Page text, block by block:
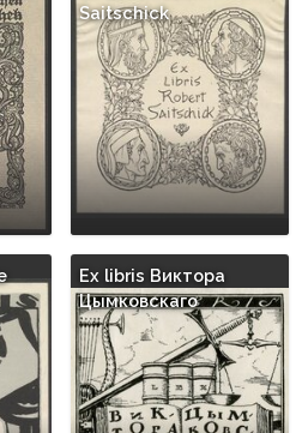
Saitschick
Ex libris Виктора
Цымковскаго